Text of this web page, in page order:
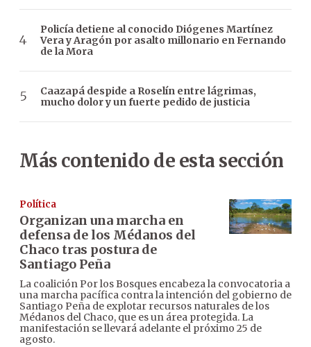
Policía detiene al conocido Diógenes Martínez
Vera y Aragón por asalto millonario en Fernando
de la Mora
Caazapá despide a Roselín entre lágrimas,
mucho dolor y un fuerte pedido de justicia
Más contenido de esta sección
Política
Organizan una marcha en
defensa de los Médanos del
Chaco tras postura de
Santiago Peña
La coalición Por los Bosques encabeza la convocatoria a
una marcha pacífica contra la intención del gobierno de
Santiago Peña de explotar recursos naturales de los
Médanos del Chaco, que es un área protegida. La
manifestación se llevará adelante el próximo 25 de
agosto.